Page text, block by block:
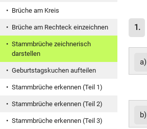
1.
a)
b)
Brüche am Kreis
Brüche am Rechteck einzeichnen
Stammbrüche zeichnerisch
darstellen
Geburtstagskuchen aufteilen
Stammbrüche erkennen (Teil 1)
Stammbrüche erkennen (Teil 2)
Stammbrüche erkennen (Teil 3)